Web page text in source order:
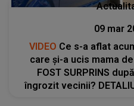
09 mar
VIDEO Ce s-a aflat
care și-a ucis mama
FOST SURPRINS
îngrozit vecinii?